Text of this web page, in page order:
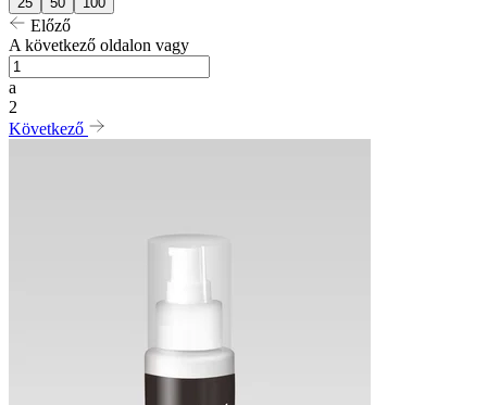
Előző
A következő oldalon vagy
a
2
Következő